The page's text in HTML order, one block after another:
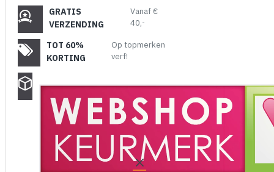
GRATIS
VERZENDING
Vanaf €
40,-
TOT 60%
KORTING
Op topmerken
verf!